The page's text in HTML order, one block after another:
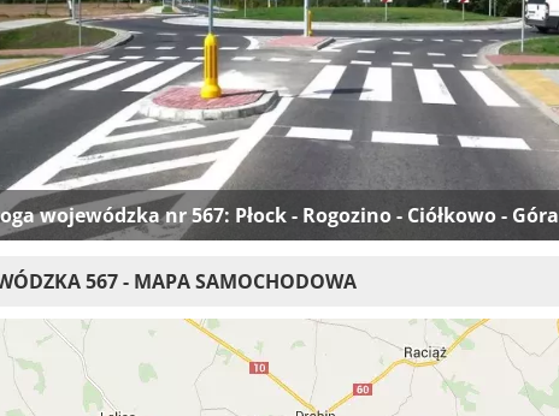
wojewódzka nr 567: Płock - Rogozino - Ciółkowo - Góra
567 - MAPA SAMOCHODOWA